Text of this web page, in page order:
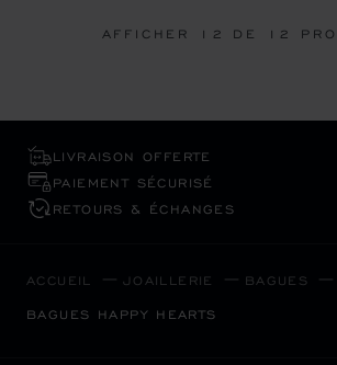
AFFICHER 12 DE 12
LIVRAISON OFFERTE
PAIEMENT SÉCURISÉ
RETOURS & ÉCHANGES
ACCUEIL JOAILLERIE BAGUES
BAGUES HAPPY HEARTS